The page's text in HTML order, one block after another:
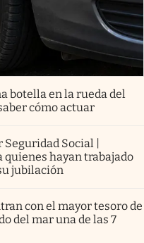
botella en la rueda del
cómo actuar
Social |
quienes hayan trabajado
jubilación
con el mayor tesoro de
del mar una de las 7